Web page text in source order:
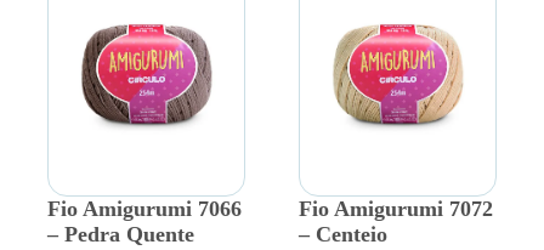
Fio Amigurumi 7066
– Pedra Quente
Fio Amigurumi 7072
– Centeio